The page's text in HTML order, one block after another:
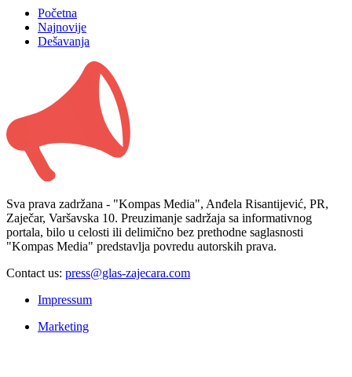
Početna
Najnovije
Dešavanja
Sva prava zadržana - "Kompas Media", Anđela Risantijević, PR,
Zaječar, Varšavska 10. Preuzimanje sadržaja sa informativnog
portala, bilo u celosti ili delimično bez prethodne saglasnosti
"Kompas Media" predstavlja povredu autorskih prava.
Contact us: press@glas-zajecara.com
Impressum
Marketing